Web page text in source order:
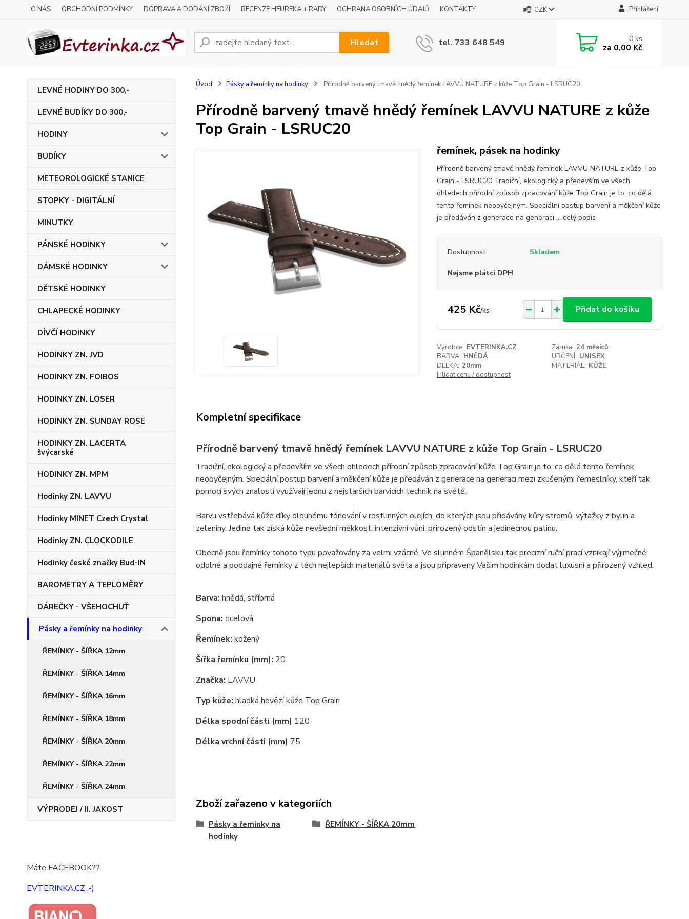
O NÁS OBCHODNÍ PODMÍNKY DOPRAVA A DODÁNÍ ZBOŽÍ RECENZE HEUREKA + RADY OCHRANA OSOBNÍCH ÚDAJŮ KONTAKTY CZK Přihlášení
Hledat tel. 733 648 549 0ks
za 0,00 Kč
LEVNÉ HODINY DO 300,-
LEVNÉ BUDÍKY DO 300,-
HODINY
BUDÍKY
METEOROLOGICKÉ STANICE
STOPKY - DIGITÁLNÍ
MINUTKY
PÁNSKÉ HODINKY
DÁMSKÉ HODINKY
DĚTSKÉ HODINKY
CHLAPECKÉ HODINKY
DÍVČÍ HODINKY
HODINKY ZN. JVD
HODINKY ZN. FOIBOS
HODINKY ZN. LOSER
HODINKY ZN. SUNDAY ROSE
HODINKY ZN. LACERTA
švýcarské
HODINKY ZN. MPM
Hodinky ZN. LAVVU
Hodinky MINET Czech Crystal
Hodinky ZN. CLOCKODILE
Hodinky české značky Bud-IN
BAROMETRY A TEPLOMĚRY
DÁREČKY - VŠEHOCHUŤ
Pásky a řemínky na hodinky
ŘEMÍNKY - ŠÍŘKA 12mm
ŘEMÍNKY - ŠÍŘKA 14mm
ŘEMÍNKY - ŠÍŘKA 16mm
ŘEMÍNKY - ŠÍŘKA 18mm
ŘEMÍNKY - ŠÍŘKA 20mm
ŘEMÍNKY - ŠÍŘKA 22mm
ŘEMÍNKY - ŠÍŘKA 24mm
VÝPRODEJ / II. JAKOST
Máte FACEBOOK??
EVTERINKA.CZ :-)
Úvod Pásky a řemínky na hodinky Přírodně barvený tmavě hnědý řemínek LAVVU NATURE z kůže Top Grain - LSRUC20
Přírodně barvený tmavě hnědý řemínek LAVVU NATURE z kůže
Top Grain - LSRUC20
řemínek, pásek na hodinky
Přírodně barvený tmavě hnědý řemínek LAVVU NATURE z kůže Top
Grain - LSRUC20 Tradiční, ekologický a především ve všech
ohledech přírodní způsob zpracování kůže Top Grain je to, co dělá
tento řemínek neobyčejným. Speciální postup barvení a měkčení kůže
je předáván z generace na generaci ... celý popis
Dostupnost Skladem
Nejsme plátci DPH
425 Kč/ks Přidat do košíku
Výrobce: EVTERINKA.CZ Záruka: 24 měsíců
BARVA: HNĚDÁ URČENÍ: UNISEX
DÉLKA: 20mm MATERIÁL: KŮŽE
Hlídat cenu / dostupnost
Kompletní specifikace
Přírodně barvený tmavě hnědý řemínek LAVVU NATURE z kůže Top Grain - LSRUC20
Tradiční, ekologický a především ve všech ohledech přírodní způsob zpracování kůže Top Grain je to, co dělá tento řemínek
neobyčejným. Speciální postup barvení a měkčení kůže je předáván z generace na generaci mezi zkušenými řemeslníky, kteří tak
pomocí svých znalostí využívají jednu z nejstarších barvicích technik na světě.
Barvu vstřebává kůže díky dlouhému tónování v rostlinných olejích, do kterých jsou přidávány kůry stromů, výtažky z bylin a
zeleniny. Jedině tak získá kůže nevšední měkkost, intenzivní vůni, přirozený odstín a jedinečnou patinu.
Obecně jsou řemínky tohoto typu považovány za velmi vzácné. Ve slunném Španělsku tak precizní ruční prací vznikají výjimečné,
odolné a poddajné řemínky z těch nejlepších materiálů světa a jsou připraveny Vašim hodinkám dodat luxusní a přirozený vzhled.
Barva: hnědá, stříbrná
Spona: ocelová
Řemínek: kožený
Šířka řemínku (mm): 20
Značka: LAVVU
Typ kůže: hladká hovězí kůže Top Grain
Délka spodní části (mm) 120
Délka vrchní části (mm) 75
Zboží zařazeno v kategoriích
Pásky a řemínky na
hodinky
ŘEMÍNKY - ŠÍŘKA 20mm